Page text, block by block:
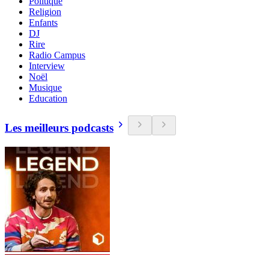
Religion
Enfants
DJ
Rire
Radio Campus
Interview
Noël
Musique
Education
Les meilleurs podcasts